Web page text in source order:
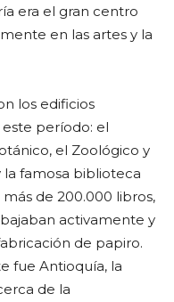
era el gran centro
en las artes y la
los edificios
período: el
el Zoológico y
famosa biblioteca
de 200.000 libros,
activamente y
de papiro.
fue Antioquía, la
de la